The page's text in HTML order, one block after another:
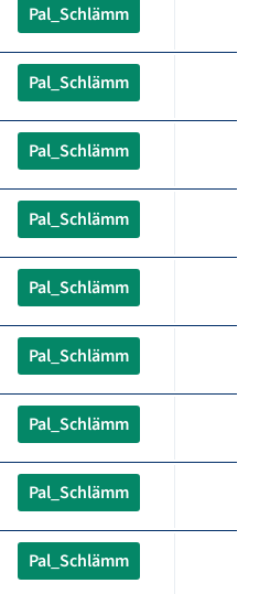
Pal_Schlämm
Pal_Schlämm
Pal_Schlämm
Pal_Schlämm
Pal_Schlämm
Pal_Schlämm
Pal_Schlämm
Pal_Schlämm
Pal_Schlämm